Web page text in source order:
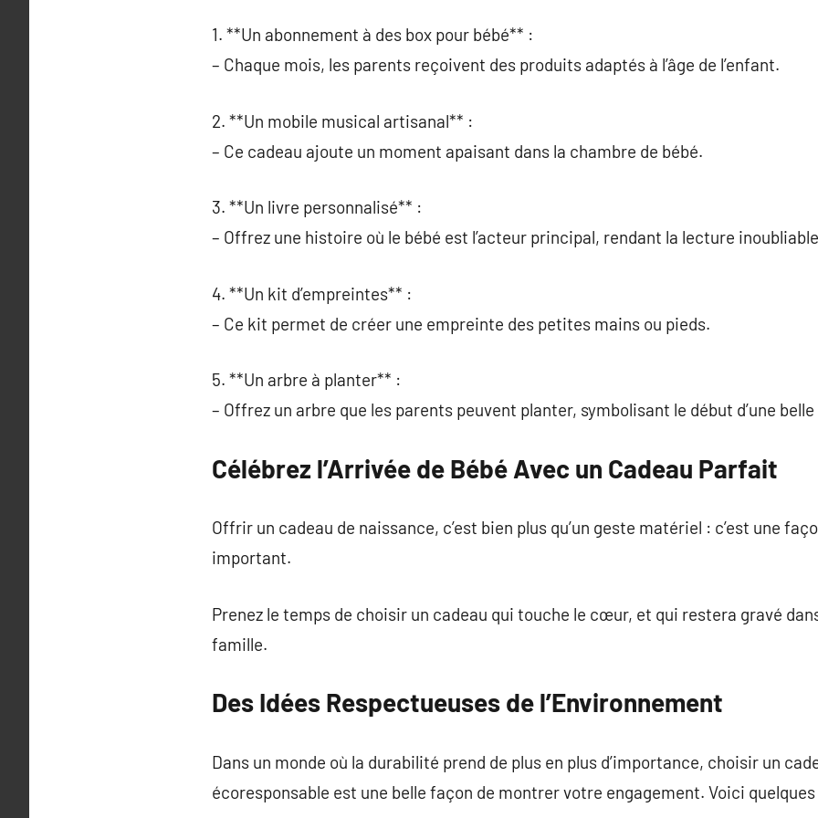
1. **Un abonnement à des box pour bébé** :
– Chaque mois, les parents reçoivent des produits adaptés à l’âge de l’enfant.
2. **Un mobile musical artisanal** :
– Ce cadeau ajoute un moment apaisant dans la chambre de bébé.
3. **Un livre personnalisé** :
– Offrez une histoire où le bébé est l’acteur principal, rendant la lecture
4. **Un kit d’empreintes** :
– Ce kit permet de créer une empreinte des petites mains ou pieds.
5. **Un arbre à planter** :
– Offrez un arbre que les parents peuvent planter, symbolisant le début d’une
Célébrez l’Arrivée de Bébé Avec un Cadeau Parfait
Offrir un cadeau de naissance, c’est bien plus qu’un geste matériel : c’est une
important.
Prenez le temps de choisir un cadeau qui touche le cœur, et qui restera gravé
famille.
Des Idées Respectueuses de l’Environnement
Dans un monde où la durabilité prend de plus en plus d’importance, choisir un
écoresponsable est une belle façon de montrer votre engagement. Voici